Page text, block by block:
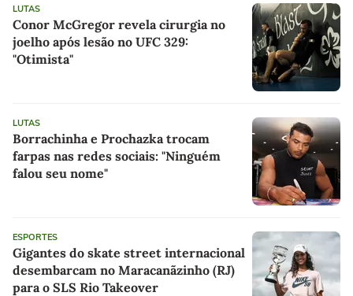
LUTAS
Conor McGregor revela cirurgia no
joelho após lesão no UFC 329:
"Otimista"
LUTAS
Borrachinha e Prochazka trocam
farpas nas redes sociais: "Ninguém
falou seu nome"
ESPORTES
Gigantes do skate street internacional
desembarcam no Maracanãzinho (RJ)
para o SLS Rio Takeover